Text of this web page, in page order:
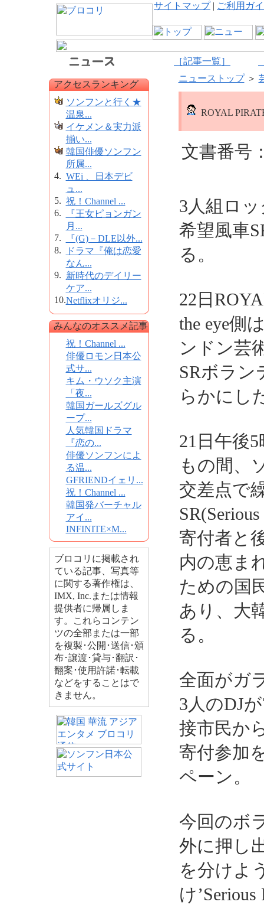
サイトマップ| ご利用ガ
［記事一覧］
アクセスランキング
ソンフンと行く★
温泉...
イケメン＆実力派
揃い...
韓国俳優ソンフン
所属...
4. WEi 、日本デビ
ュ...
5. 祝！Channel ...
6.
『王女ピョンガン
月...
7.
『(G)－DLE以外...
8.
ドラマ『俺は恋愛
なん...
9. 新時代のデイリー
ケア...
10.Netflixオリジ...
みんなのオススメ記事
祝！Channel ...
俳優ロモン日本公
式サ...
キム・ウソク主演
「夜...
韓国ガールズグル
ープ...
人気韓国ドラマ
『恋の...
俳優ソンフンによ
る温...
GFRIENDイェリ...
祝！Channel ...
韓国発バーチャル
アイ...
INFINITE×M...
ブロコリに掲載され
ている記事、写真等
に関する著作権は、
IMX, Inc.または情報
提供者に帰属しま
す。これらコンテン
ツの全部または一部
を複製･公開･送信･頒
布･譲渡･貸与･翻訳･
翻案･使用許諾･転載
などをすることはで
きません。
ニューストップ＞
ROYAL
文書番号
3人組ロッ
希望風車
る。
22日
the eye側
ンドン芸
SRボラン
らかにし
21日午後
もの間、
交差点で
寄付者と
内の恵ま
ための国
あり、大
る。
全面がガ
3人のDJ
接市民か
寄付参加
ペーン。
今回のボ
外に押し
を分けよ
け